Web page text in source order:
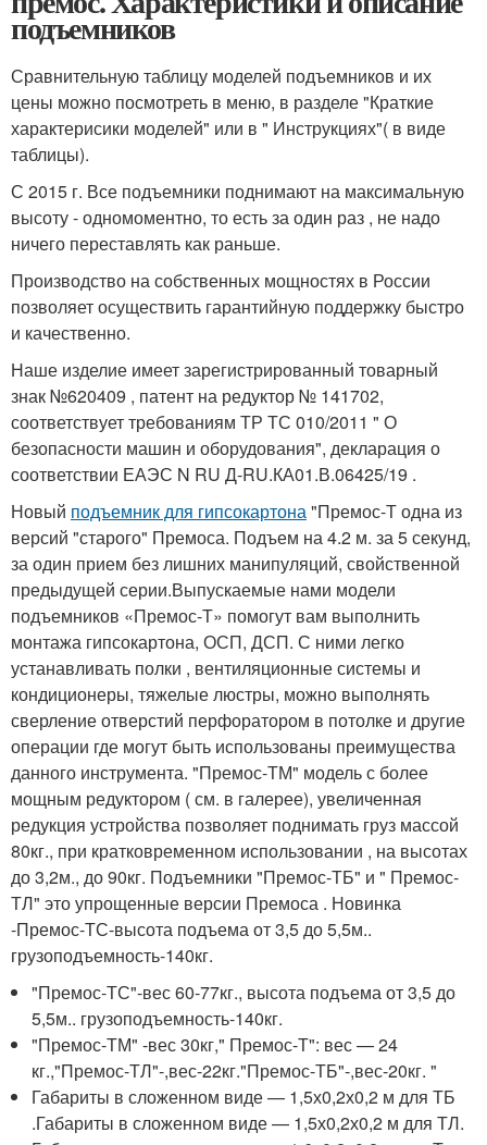
подъемников
Сравнительную таблицу моделей подъемников и их
цены можно посмотреть в меню, в разделе "Краткие
характерисики моделей" или в " Инструкциях"( в виде
таблицы).
С 2015 г. Все подъемники поднимают на максимальную
высоту - одномоментно, то есть за один раз , не надо
ничего переставлять как раньше.
Производство на собственных мощностях в России
позволяет осуществить гарантийную поддержку быстро
и качественно.
Наше изделие имеет зарегистрированный товарный
знак №620409 , патент на редуктор № 141702,
соответствует требованиям ТР ТС 010/2011 " О
безопасности машин и оборудования", декларация о
соответствии ЕАЭС N RU Д-RU.КА01.В.06425/19 .
Новый подъемник для гипсокартона"Премос-Т одна из
версий "старого" Премоса. Подъем на 4.2 м. за 5 секунд,
за один прием без лишних манипуляций, свойственной
предыдущей серии.Выпускаемые нами модели
подъемников «Премос-Т» помогут вам выполнить
монтажа гипсокартона, ОСП, ДСП. С ними легко
устанавливать полки , вентиляционные системы и
кондиционеры, тяжелые люстры, можно выполнять
сверление отверстий перфоратором в потолке и другие
операции где могут быть использованы преимущества
данного инструмента. "Премос-ТМ" модель с более
мощным редуктором ( см. в галерее), увеличенная
редукция устройства позволяет поднимать груз массой
80кг., при кратковременном использовании , на высотах
до 3,2м., до 90кг. Подъемники "Премос-ТБ" и " Премос-
ТЛ" это упрощенные версии Премоса . Новинка
-Премос-ТС-высота подъема от 3,5 до 5,5м..
грузоподъемность-140кг.
"Премос-ТС"-вес 60-77кг., высота подъема от 3,5 до
5,5м.. грузоподъемность-140кг.
"Премос-ТМ" -вес 30кг," Премос-Т": вес — 24
кг.,"Премос-ТЛ"-,вес-22кг."Премос-ТБ"-,вес-20кг. "
Габариты в сложенном виде — 1,5х0,2х0,2 м для ТБ
.Габариты в сложенном виде — 1,5х0,2х0,2 м для ТЛ.